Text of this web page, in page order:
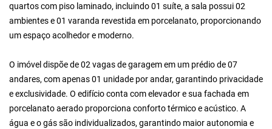
quartos com piso laminado, incluindo 01 suíte, a sala possui 02
ambientes e 01 varanda revestida em porcelanato, proporcionando
um espaço acolhedor e moderno.
O imóvel dispõe de 02 vagas de garagem em um prédio de 07
andares, com apenas 01 unidade por andar, garantindo privacidade
e exclusividade. O edifício conta com elevador e sua fachada em
porcelanato aerado proporciona conforto térmico e acústico. A
água e o gás são individualizados, garantindo maior autonomia e